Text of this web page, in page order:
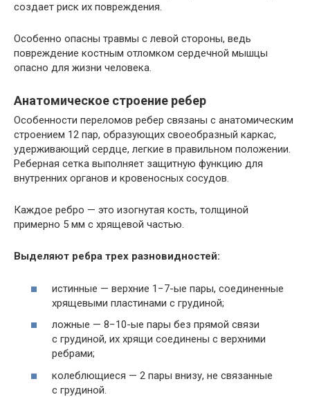
создает риск их повреждения.
Особенно опасны травмы с левой стороны, ведь
повреждение костным отломком сердечной мышцы
опасно для жизни человека.
Анатомическое строение ребер
Особенности переломов ребер связаны с анатомическим
строением 12 пар, образующих своеобразный каркас,
удерживающий сердце, легкие в правильном положении.
Реберная сетка выполняет защитную функцию для
внутренних органов и кровеносных сосудов.
Каждое ребро — это изогнутая кость, толщиной
примерно 5 мм с хрящевой частью.
Выделяют ребра трех разновидностей:
истинные — верхние 1−7-ые пары, соединенные
хрящевыми пластинами с грудиной;
ложные — 8−10-ые пары без прямой связи
с грудиной, их хрящи соединены с верхними
ребрами;
колеблющиеся — 2 пары внизу, не связанные
с грудиной.